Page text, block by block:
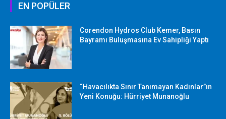
EN POPÜLER
Corendon Hydros Club Kemer, Basın
Bayramı Buluşmasına Ev Sahipliği Yaptı
“Havacılıkta Sınır Tanımayan Kadınlar”ın
Yeni Konuğu: Hürriyet Munanoğlu